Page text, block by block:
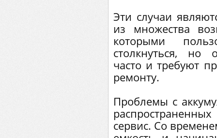
Эти случаи
из множества
которыми
столкнуться, но
часто и требуют
ремонту.
Проблемы с
сервис. Со